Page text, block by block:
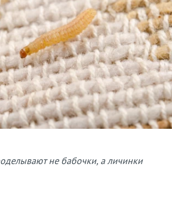
не бабочки, а личинки